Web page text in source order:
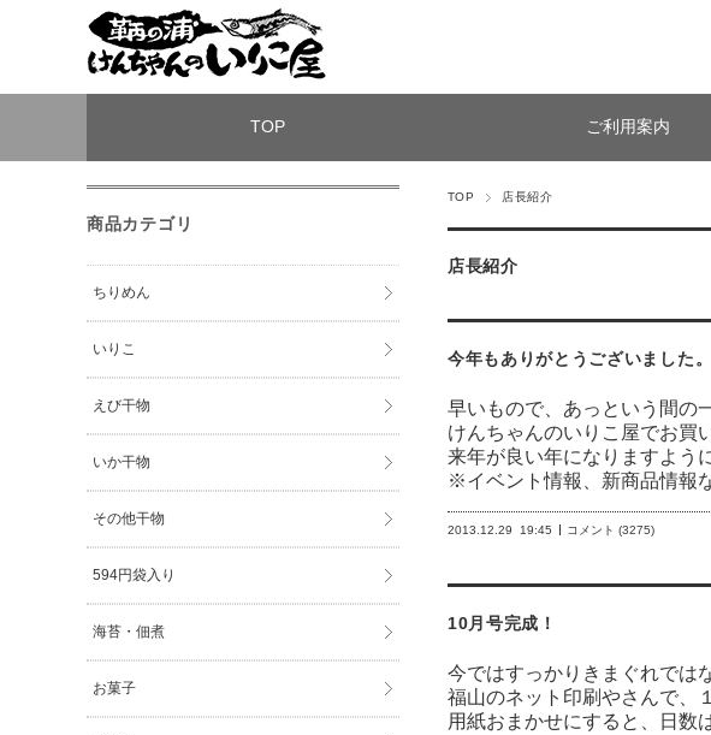
TOP ご利用案内
TOP 店長紹介
店長紹介
今年もありがとうございました。
早いもので、あっという間の
けんちゃんのいりこ屋でお買
来年が良い年になりますよう
※イベント情報、新商品情報
2013.12.29 19:45 コメント (3275)
10月号完成！
今ではすっかりきまぐれでは
福山のネット印刷やさんで、
用紙おまかせにすると、日数
商品カテゴリ
ちりめん
いりこ
えび干物
いか干物
その他干物
594円袋入り
海苔・佃煮
お菓子